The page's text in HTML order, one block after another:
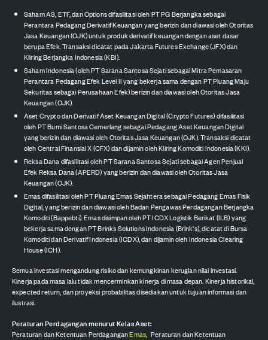
Saham AS, ETF, dan Options difasilitasi oleh PT PG Berjangka sebagai
Perantara Pedagang Derivatif Keuangan yang berizin dan diawasi oleh Otoritas
Jasa Keuangan (OJK) untuk produk derivatif keuangan dengan aset dasar
berupa Efek. Transaksi dicatat pada Jakarta Futures Exchange (JFX) dan
Kliring Berjangka Indonesia (KBI).
Saham Indonesia (oleh PT Sarana Santosa Sejati sebagai Mitra Pemasaran
Perantara Pedagang Efek Level II yang bekerja sama dengan PT Pluang Maju
Sekuritas sebagai Perusahaan Efek) berizin dan diawasi oleh Otoritas Jasa
Keuangan (OJK).
Aset Crypto dan Derivatif Aset Keuangan Digital (Crypto Futures) difasilitasi
oleh PT Bumi Santosa Cemerlang sebagai Pedagang Aset Keuangan Digital
yang berizin dan diawasi oleh Otoritas Jasa Keuangan (OJK). Transaksi dicatat
oleh Central Finansial X (CFX) dan dijamin oleh Kliring Komoditi Indonesia (KKI).
Reksa Dana difasilitasi oleh PT Sarana Santosa Sejati sebagai Agen Penjual
Efek Reksa Dana (APERD) yang berizin dan diawasi oleh Otoritas Jasa
Keuangan (OJK).
Emas difasilitasi oleh PT Pluang Emas Sejahtera sebagai Pedagang Emas Fisik
Digital, yang berizin dan diawasi oleh Badan Pengawas Perdagangan Berjangka
Komoditi (Bappebti). Emas disimpan oleh PT ICDX Logistik Berikat (ILB) yang
bekerja sama dengan PT Brinks Solutions Indonesia (Brink's), dicatat di Bursa
Komoditi dan Derivatif Indonesia (ICDX), dan dijamin oleh Indonesia Clearing
House (ICH).
Semua investasi mengandung risiko dan kemungkinan kerugian nilai investasi.
Kinerja pada masa lalu tidak mencerminkan kinerja di masa depan. Kinerja historikal,
expected return, dan proyeksi probabilitas disediakan untuk tujuan informasi dan
ilustrasi.
Peraturan Perdagangan menurut Kelas Aset:
Peraturan dan Ketentuan PerdaganganEmas, Peraturan dan Ketentuan